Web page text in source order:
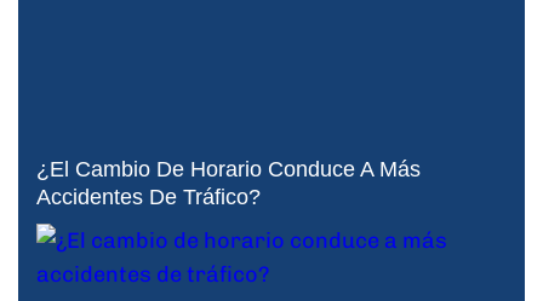
¿El Cambio De Horario Conduce A Más
Accidentes De Tráfico?